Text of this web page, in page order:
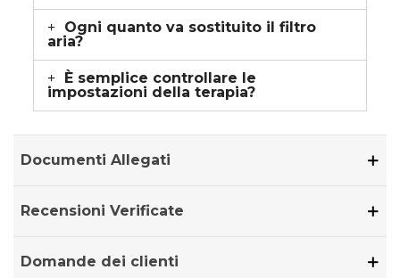
Ogni quanto va sostituito il filtro
aria?
È semplice controllare le
impostazioni della terapia?
Documenti Allegati
Recensioni Verificate
Domande dei clienti